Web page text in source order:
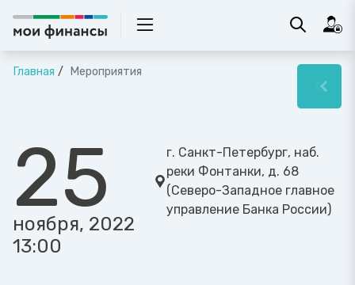
Главная Мероприятия
25
ноября, 2022
13:00
г. Санкт-Петербург, наб.
реки Фонтанки, д. 68
(Северо-Западное главное
управление Банка России)